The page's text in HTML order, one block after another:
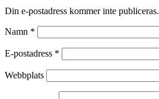
Din e-postadress kommer inte publiceras.
Namn *
E-postadress *
Webbplats